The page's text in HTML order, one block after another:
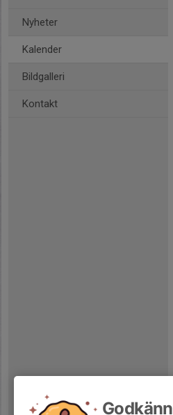
Nyheter
Kalender
Bildgalleri
Kontakt